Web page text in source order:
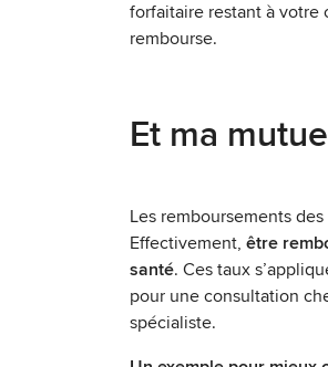
forfaitaire restant à votre
rembourse.
Et ma
Les remboursements
Effectivement, être
santé. Ces taux
pour une consultation
spécialiste.